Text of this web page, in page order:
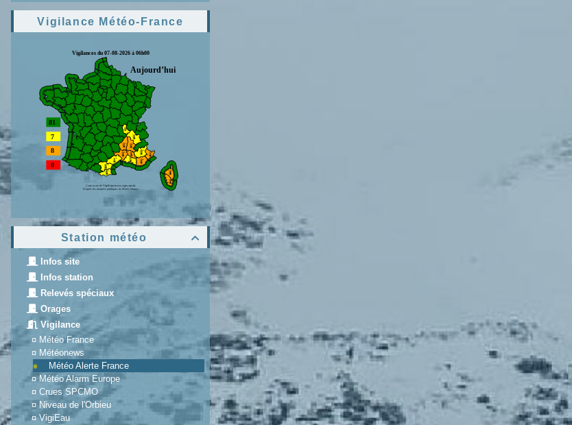
Vigilance Météo-France

Station météo
Infos site
Infos station
Relevés spéciaux
Orages
Vigilance
¤ Météo France
¤ Météonews
Météo Alerte France
¤Météo Alarm Europe
¤ Crues SPCMO
¤ Niveau de l'Orbieu
¤ VigiEau